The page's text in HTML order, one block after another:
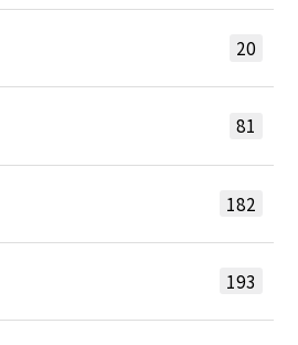
20
81
182
193